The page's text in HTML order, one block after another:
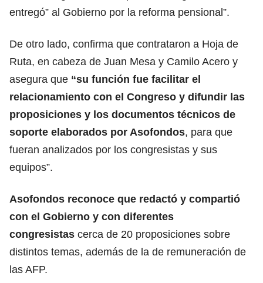
entregó” al Gobierno por la reforma pensional”.
De otro lado, confirma que contrataron a Hoja de
Ruta, en cabeza de Juan Mesa y Camilo Acero y
asegura que “su función fue facilitar el
relacionamiento con el Congreso y difundir las
proposiciones y los documentos técnicos de
soporte elaborados por Asofondos, para que
fueran analizados por los congresistas y sus
equipos”.
Asofondos reconoce que redactó y compartió
con el Gobierno y con diferentes
congresistas cerca de 20 proposiciones sobre
distintos temas, además de la de remuneración de
las AFP.